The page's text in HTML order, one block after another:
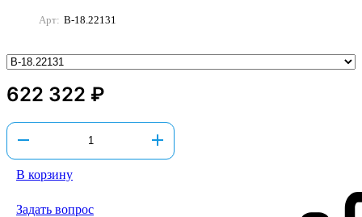
Арт: В-18.22131
622 322 ₽
В корзину
Задать вопрос